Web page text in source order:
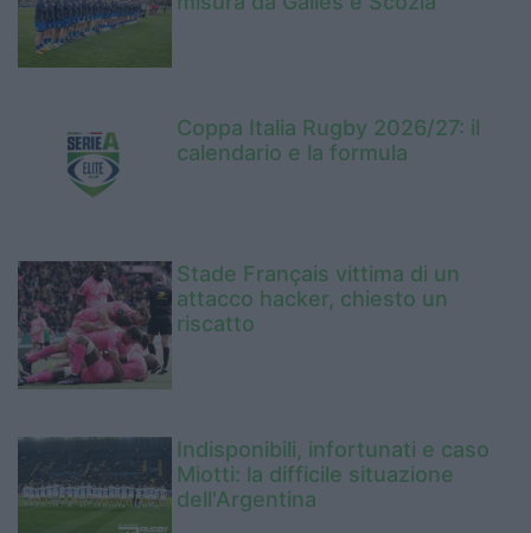
Coppa Italia Rugby 2026/27: il
calendario e la formula
Stade Français vittima di un
attacco hacker, chiesto un
riscatto
Indisponibili, infortunati e caso
Miotti: la difficile situazione
dell'Argentina